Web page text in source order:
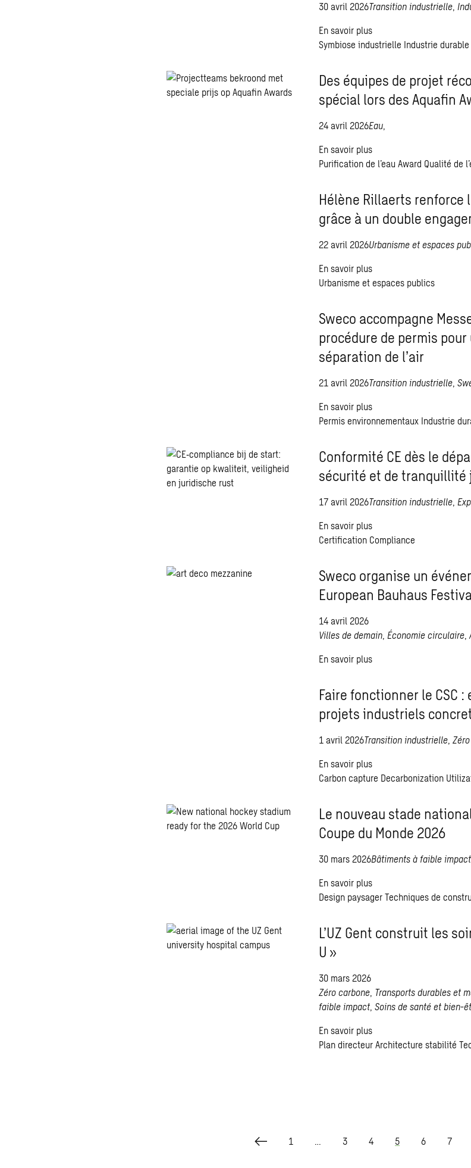
30 avril 2026Transition industrielle,
En savoir plus
Symbiose industrielle Industrie durable
Des équipes de projet
spécial lors des Aquafin
24 avril 2026Eau,
En savoir plus
Purification de l’eau Award Qualité de
Hélène Rillaerts renforce
grâce à un double
22 avril 2026Urbanisme et espaces
En savoir plus
Urbanisme et espaces publics
Sweco accompagne
procédure de permis
séparation de l’air
21 avril 2026Transition industrielle,
En savoir plus
Permis environnementaux Industrie
Conformité CE dès le
sécurité et de tranquillité
17 avril 2026Transition industrielle,
En savoir plus
Certification Compliance
Sweco organise un
European Bauhaus
14 avril 2026
Villes de demain, Économie circulaire,
En savoir plus
Faire fonctionner le CSC
projets industriels
1 avril 2026Transition industrielle,
En savoir plus
Carbon capture Decarbonization
Le nouveau stade
Coupe du Monde 2026
30 mars 2026Bâtiments à faible impact
En savoir plus
Design paysager Techniques de
L’UZ Gent construit les
U »
30 mars 2026
Zéro carbone, Transports durables et
faible impact, Soins de santé et bien-
En savoir plus
Plan directeur Architecture stabilité
1 … 3 4 5 6 7